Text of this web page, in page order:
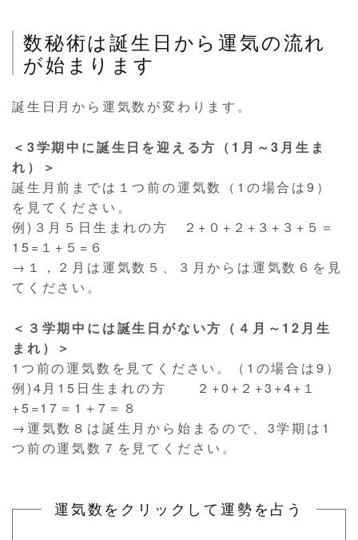
数秘術は誕生日から運気の流れ
が始まります
誕生日月から運気数が変わります。
＜3学期中に誕生日を迎える方（1月～3月生ま
れ）＞
誕生月前までは１つ前の運気数（1の場合は9）
を見てください。
例)３月５日生まれの方 ２+０+２+３+３+５＝
15=１+５=６
→１，２月は運気数５、３月からは運気数６を見
てください。
＜３学期中には誕生日がない方（４月～12月生
まれ）＞
1つ前の運気数を見てください。（1の場合は9）
例)4 月 15 日生まれの方 ２ +0+ ２ +3 +4+ １
+5=17＝1＋7＝８
→運気数８は誕生月から始まるので、3学期は1
つ前の運気数７を見てください。
運気数をクリックして運勢を占う